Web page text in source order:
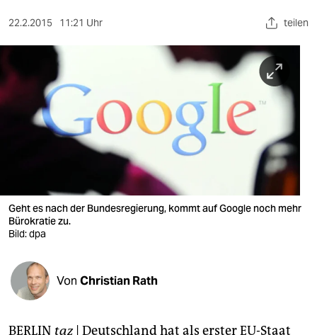
sport
berlin
nord
wahrheit
verlag
veranstaltungen
fragen & hilfe
22.2.2015 11:21 Uhr teilen
Geht es nach der Bundesregierung, kommt auf Google noch mehr
Bürokratie zu.
Bild: dpa
Von Christian Rath
BERLIN taz| Deutschland hat als erster EU-Staat